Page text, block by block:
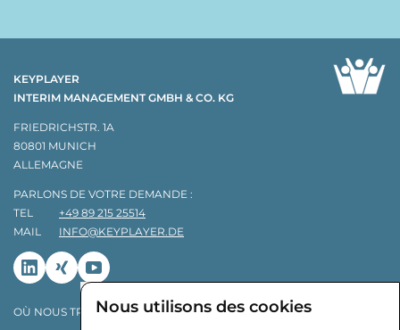
Nous utilisons des cookies
KEYPLAYER
INTERIM MANAGEMENT GMBH & CO. KG
FRIEDRICHSTR. 1A
80801 MUNICH
ALLEMAGNE
PARLONS DE VOTRE DEMANDE :
TEL
+49 89 215 25514
MAIL
INFO@KEYPLAYER.DE
Linkedin
Xing Youtube
OÙ NOUS TROUVER :